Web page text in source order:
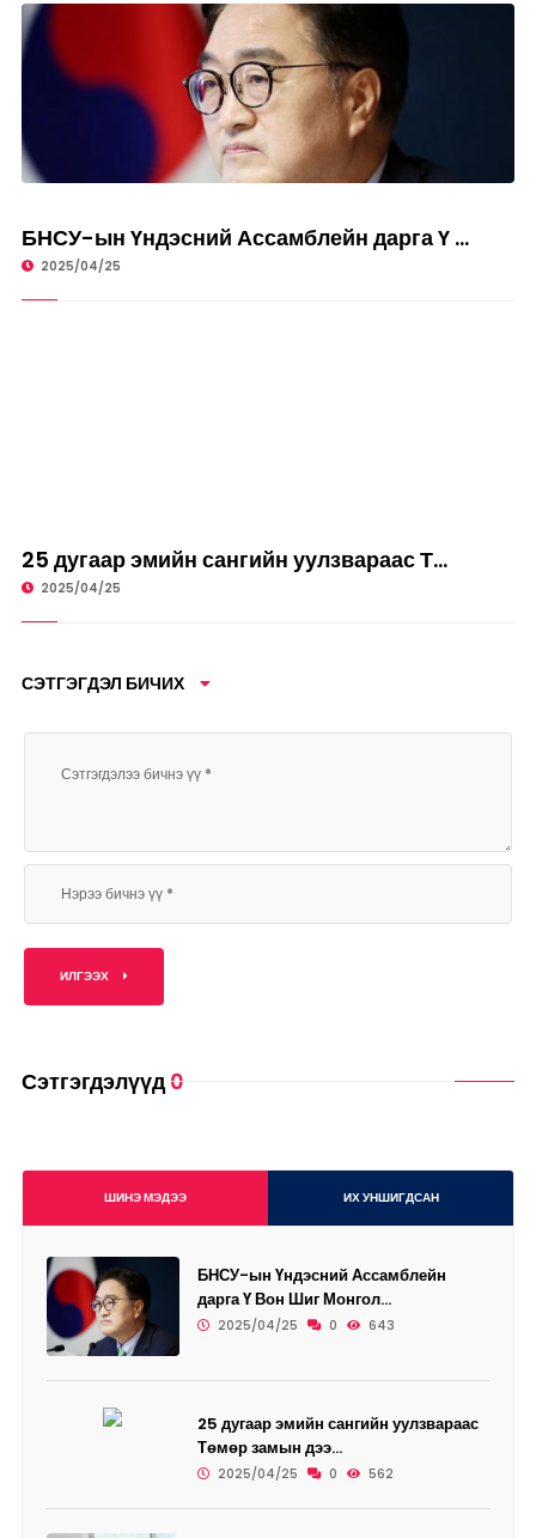
БНСУ-ын Үндэсний Ассамблейн дарга Ү ...
2025/04/25
25 дугаар эмийн сангийн уулзвараас Т...
2025/04/25
СЭТГЭГДЭЛ БИЧИХ
ИЛГЭЭХ
Сэтгэгдэлүүд0
ШИНЭ МЭДЭЭ ИХ УНШИГДСАН
БНСУ-ын Үндэсний Ассамблейн
дарга Ү Вон Шиг Монгол...
2025/04/25 0 643
25 дугаар эмийн сангийн уулзвараас
Төмөр замын дээ...
2025/04/25 0 562